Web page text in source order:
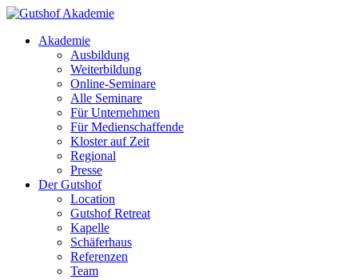
Akademie
Ausbildung
Weiterbildung
Online-Seminare
Alle Seminare
Für Unternehmen
Für Medienschaffende
Kloster auf Zeit
Regional
Presse
Der Gutshof
Location
Gutshof Retreat
Kapelle
Schäferhaus
Referenzen
Team